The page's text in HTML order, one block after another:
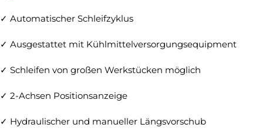
✓ Automatischer Schleifzyklus
✓ Ausgestattet mit Kühlmittelversorgungsequipment
✓ Schleifen von großen Werkstücken möglich
✓ 2-Achsen Positionsanzeige
✓ Hydraulischer und manueller Längsvorschub